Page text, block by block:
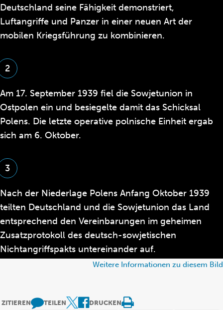
Weitere Informationen zu diesem Bild
Deutschland seine Fähigkeit demonstriert,
Luftangriffe und Panzer in einer neuen Art der
mobilen Kriegsführung zu kombinieren.
2
Am 17. September 1939 fiel die Sowjetunion in
Ostpolen ein und besiegelte damit das Schicksal
Polens. Die letzte operative polnische Einheit ergab
sich am 6. Oktober.
3
Nach der Niederlage Polens Anfang Oktober 1939
teilten Deutschland und die Sowjetunion das Land
entsprechend den Vereinbarungen im geheimen
Zusatzprotokoll des deutsch-sowjetischen
Nichtangriffspakts untereinander auf.
ZITIEREN TEILEN DRUCKEN